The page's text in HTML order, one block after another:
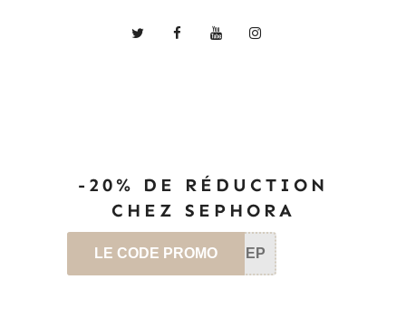
-20% DE RÉDUCTION
CHEZ SEPHORA
LE CODE PROMO SEP